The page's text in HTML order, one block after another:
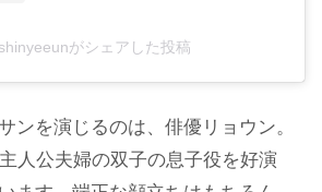
がシェアした投稿
ンを演じるのは、俳優リョウン。
人公夫婦の双子の息子役を好演